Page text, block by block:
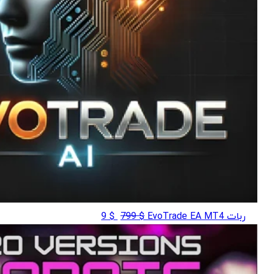
ربات EvoTrade EA MT4 $
799
قیمت
اصلی
$ 799
بود.
$
9 قیمت
فعلی
$ 9
است.